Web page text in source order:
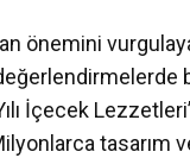
önemini
İçecek
tasarım